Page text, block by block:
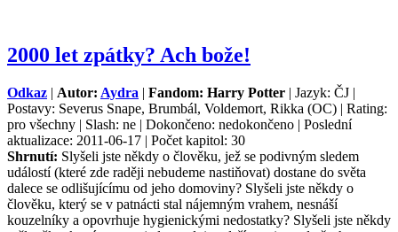
2000 let zpátky? Ach bože!
Odkaz | Autor: Aydra | Fandom: Harry Potter | Jazyk: ČJ |
Postavy: Severus Snape, Brumbál, Voldemort, Rikka (OC) | Rating:
pro všechny | Slash: ne | Dokončeno: nedokončeno | Poslední
aktualizace: 2011-06-17 | Počet kapitol: 30
Shrnutí: Slyšeli jste někdy o člověku, jež se podivným sledem
událostí (které zde raději nebudeme nastiňovat) dostane do světa
dalece se odlišujícímu od jeho domoviny? Slyšeli jste někdy o
člověku, který se v patnácti stal nájemným vrahem, nesnáší
kouzelníky a opovrhuje hygienickými nedostatky? Slyšeli jste někdy